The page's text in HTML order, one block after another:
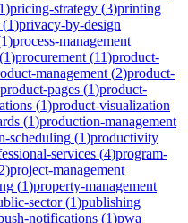
1)pricing-strategy (3)printing
(1)privacy-by-design
1)process-management
(1)procurement (11)product-
management (2)product-
product-pages (1)product-
(1)product-visualization
(1)production-management
scheduling (1)productivity
services (4)program-
2)project-management
(1)property-management
sector(1)publishing
notifications (1)pwa